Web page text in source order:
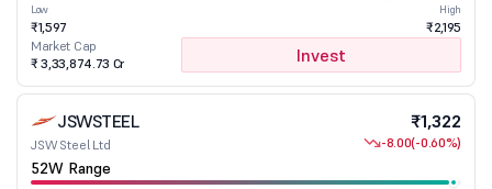
Low
₹1,597
High
₹2,195
Market Cap
₹ 3,33,874.73 Cr
Invest
JSWSTEEL
JSW Steel Ltd
₹1,322
-8.00(-0.60%)
52W Range